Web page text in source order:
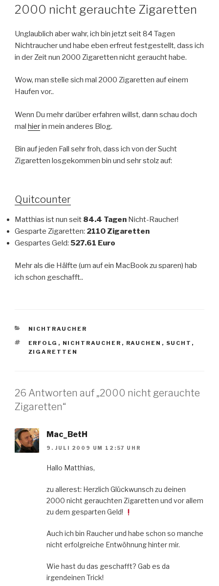
AM
2000 nicht gerauchte Zigaretten
Unglaublich aber wahr, ich bin jetzt seit 84 Tagen
Nichtraucher und habe eben erfreut festgestellt, dass ich
in der Zeit nun 2000 Zigaretten nicht geraucht habe.
Wow, man stelle sich mal 2000 Zigaretten auf einem
Haufen vor..
Wenn Du mehr darüber erfahren willst, dann schau doch
mal hierin mein anderes Blog.
Bin auf jeden Fall sehr froh, dass ich von der Sucht
Zigaretten losgekommen bin und sehr stolz auf:
Quitcounter
Matthias ist nun seit 84.4 Tagen Nicht-Raucher!
Gesparte Zigaretten: 2110 Zigaretten
Gespartes Geld: 527.61 Euro
Mehr als die Hälfte (um auf ein MacBook zu sparen) hab
ich schon geschafft..
KATEGORIEN
NICHTRAUCHER
SCHLAGWÖRTER
ERFOLG , NICHTRAUCHER , RAUCHEN , SUCHT ,
ZIGARETTEN
26 Antworten auf „2000 nicht gerauchte
Zigaretten“
Mac_BetH
9. JULI 2009 UM 12:57 UHR
Hallo Matthias,
zu allerest: Herzlich Glückwunsch zu deinen
2000 nicht gerauchten Zigaretten und vor allem
zu dem gesparten Geld!
Auch ich bin Raucher und habe schon so manche
nicht erfolgreiche Entwöhnung hinter mir.
Wie hast du das geschafft? Gab es da
irgendeinen Trick!